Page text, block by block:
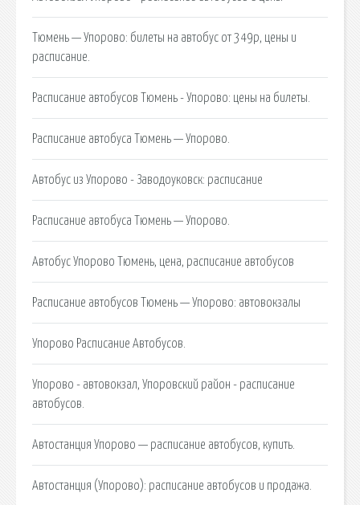
Тюмень — Упорово: билеты на автобус от 349р, цены и
расписание.
Расписание автобусов Тюмень - Упорово: цены на билеты.
Расписание автобуса Тюмень — Упорово.
Автобус из Упорово - Заводоуковск: расписание
Расписание автобуса Тюмень — Упорово.
Автобус Упорово Тюмень, цена, расписание автобусов
Расписание автобусов Тюмень — Упорово: автовокзалы
Упорово Расписание Автобусов.
Упорово - автовокзал, Упоровский район - расписание
автобусов.
Автостанция Упорово — расписание автобусов, купить.
Автостанция (Упорово): расписание автобусов и продажа.